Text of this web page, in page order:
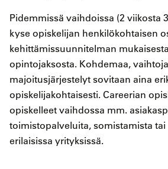
Pidemmissä vaihdoissa (2 viikosta
kyse opiskelijan henkilökohtaisen
kehittämissuunnitelman
opintojaksosta. Kohdemaa,
majoitusjärjestelyt sovitaan aina
opiskelijakohtaisesti. Careerian
opiskelleet vaihdossa mm.
toimistopalveluita, somistamista
erilaisissa yrityksissä.